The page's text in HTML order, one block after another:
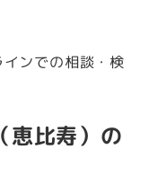
ンでの相談・検
恵比寿）の